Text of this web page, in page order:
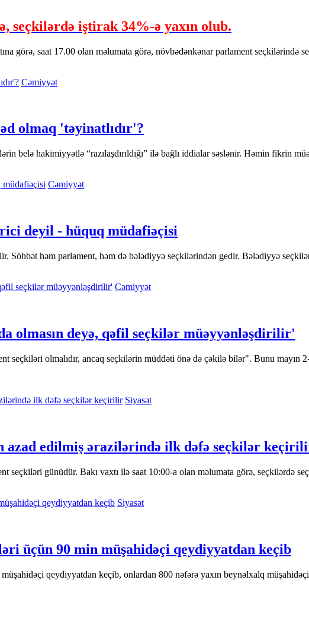
seçkilərdə iştirak 34%-ə yaxın olub.
görə, saat 17.00 olan məlumata görə, növbədənkənar parlament seçkilərində
Cəmiyyət
olmaq 'təyinatlıdır'?
belə hakimiyyətlə “razılaşdırıldığı” ilə bağlı iddialar səslənir. Həmin fikrin
Cəmiyyət
deyil - hüquq müdafiəçisi
Söhbət həm parlament, həm də bələdiyyə seçkilərindən gedir. Bələdiyyə
Cəmiyyət
olmasın deyə, qəfil seçkilər müəyyənləşdirilir'
seçkiləri olmalıdır, ancaq seçkilərin müddəti önə də çəkilə bilər". Bunu mayın
Siyasət
azad edilmiş ərazilərində ilk dəfə seçkilər
seçkiləri günüdür. Bakı vaxtı ilə saat 10:00-a olan məlumata görə,
Siyasət
üçün 90 min müşahidəçi qeydiyyatdan keçib
qeydiyyatdan keçib, onlardan 800 nəfərə yaxın beynəlxalq